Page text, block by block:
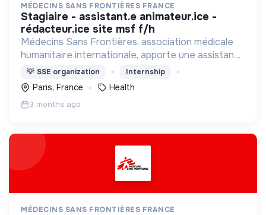
MÉDECINS SANS FRONTIÈRES FRANCE
stagiaire - assistant.e animateur.ice -
rédacteur.ice site msf f/h
Médecins Sans Frontières, association médicale
humanitaire internationale, apporte une assistance
médicale à des populations dont la vie est
menacée.
💡 SSE organization Internship
Paris, France Health
3 months ago
MÉDECINS SANS FRONTIÈRES FRANCE